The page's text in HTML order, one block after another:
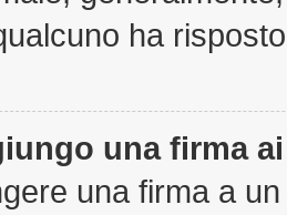
ha
una firma
una firma a